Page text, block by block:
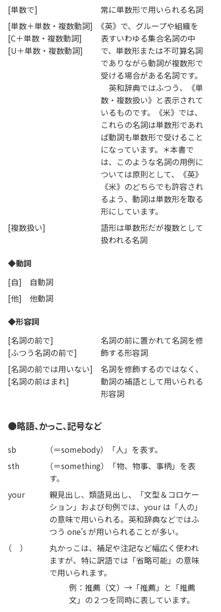
[単数で]
常に単数形で用いられる名詞
[単数＋単数・複数動詞]
[C＋単数・複数動詞]
[U＋単数・複数動詞]
《英》で、グループや組織を
表すいわゆる集合名詞の中
で、単数形または不可算名詞
でありながら動詞が複数形で
受ける場合がある名詞です。
英和辞典ではふつう、《単
数・複数扱い》と表示されて
いるものです。《米》では、
これらの名詞は単数形であれ
ば動詞も単数形で受けること
になっています。＊本書で
は、このような名詞の用例に
ついては原則として、《英》
《米》のどちらでも許容され
るよう、動詞は単数形を取る
形にしています。
[複数扱い]
語形は単数形だが複数として
扱われる名詞
◆動詞
[自]
自動詞
[他]
他動詞
◆形容詞
[名詞の前で]
[ふつう名詞の前で]
名詞の前に置かれて名詞を修
飾する形容詞
[名詞の前では用いない]
[名詞の前はまれ]
名詞を修飾するのではなく、
動詞の補語として用いられる
形容詞
●略語、かっこ、記号など
sb （＝somebody）「人」を表す。
sth
（＝something）「物、物事、事柄」を表
す。
your
親見出し、類語見出し、「文型＆コロケー
ション」および句例では、your は「人の」
の意味で用いられる。英和辞典などではふ
つう one's が用いられることが多い。
（ ）
丸かっこは、補足や注記など幅広く使われ
ますが、特に訳語では「省略可能」の意味
で用いられます。
例：推薦（文）→「推薦」と「推薦
文」の２つを同時に表しています。